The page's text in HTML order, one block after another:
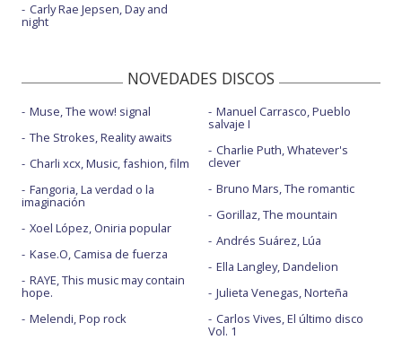
Carly Rae Jepsen, Day and
night
NOVEDADES DISCOS
Muse, The wow! signal
The Strokes, Reality awaits
Charli xcx, Music, fashion, film
Fangoria, La verdad o la
imaginación
Xoel López, Oniria popular
Kase.O, Camisa de fuerza
RAYE, This music may contain
hope.
Melendi, Pop rock
Manuel Carrasco, Pueblo
salvaje I
Charlie Puth, Whatever's
clever
Bruno Mars, The romantic
Gorillaz, The mountain
Andrés Suárez, Lúa
Ella Langley, Dandelion
Julieta Venegas, Norteña
Carlos Vives, El último disco
Vol. 1